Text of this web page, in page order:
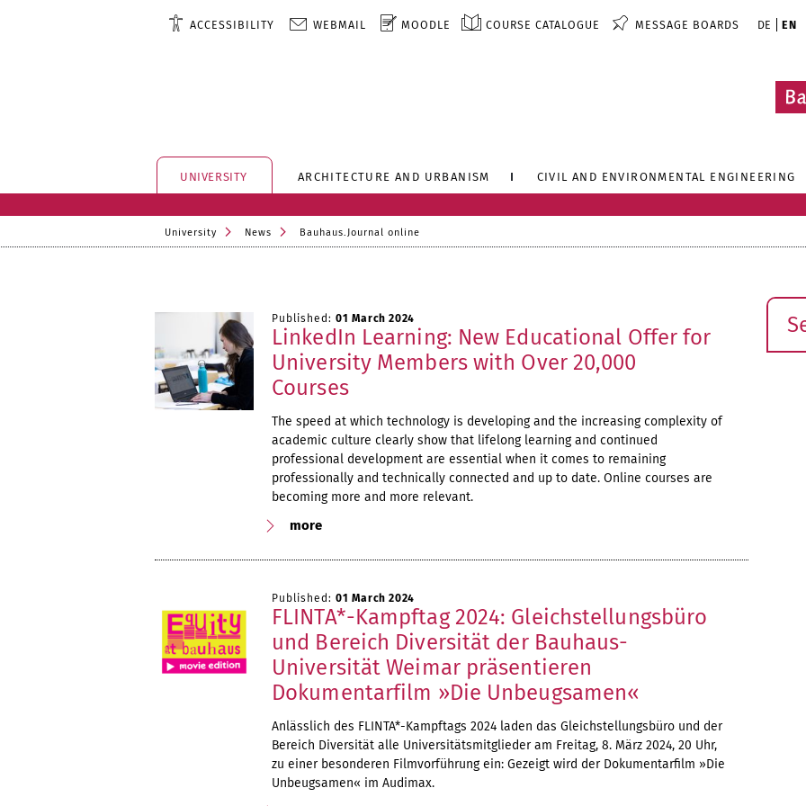
ACCESSIBILITY WEBMAIL MOODLE COURSE CATALOGUE MESSAGE BOARDS DE EN
UNIVERSITY ARCHITECTURE AND URBANISM CIVIL AND ENVIRONMENTAL ENGINEERING
University News Bauhaus.Journal online
Published: 01 March 2024
LinkedIn Learning: New Educational Offer for
University Members with Over 20,000
Courses
The speed at which technology is developing and the increasing complexity of
academic culture clearly show that lifelong learning and continued
professional development are essential when it comes to remaining
professionally and technically connected and up to date. Online courses are
becoming more and more relevant.
more
Published: 01 March 2024
FLINTA*-Kampftag 2024: Gleichstellungsbüro
und Bereich Diversität der Bauhaus-
Universität Weimar präsentieren
Dokumentarfilm »Die Unbeugsamen«
Anlässlich des FLINTA*-Kampftags 2024 laden das Gleichstellungsbüro und der
Bereich Diversität alle Universitätsmitglieder am Freitag, 8. März 2024, 20 Uhr,
zu einer besonderen Filmvorführung ein: Gezeigt wird der Dokumentarfilm »Die
Unbeugsamen« im Audimax.